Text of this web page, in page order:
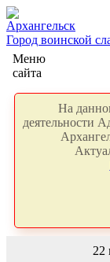
Архангельск
Город воинской
Меню
сайта
На
деятельности
22